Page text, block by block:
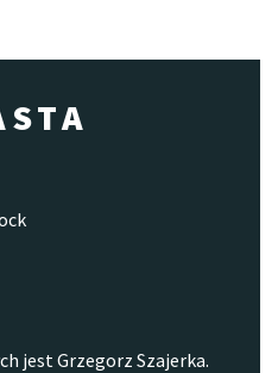
jest Grzegorz Szajerka.